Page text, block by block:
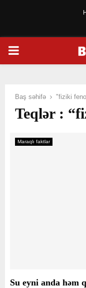
PRIMARY
Baş səhifə "fiziki
Teqlər :
Maraqlı faktlar
Su eyni anda həm